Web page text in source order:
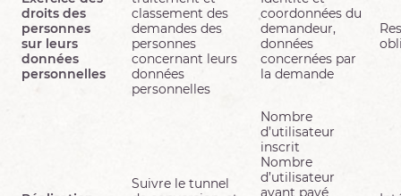
droits des
personnes
sur leurs
données
personnelles
classement des
demandes des
personnes
concernant leurs
données
personnelles
coordonnées du
demandeur,
données
concernées par
la demande
Suivre le tunnel
Nombre
d’utilisateur
inscrit
Nombre
d’utilisateur
ayant payé